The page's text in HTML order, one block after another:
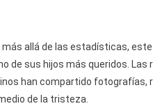
más allá de las estadísticas,
de sus hijos más queridos.
han compartido fotografías,
de la tristeza.